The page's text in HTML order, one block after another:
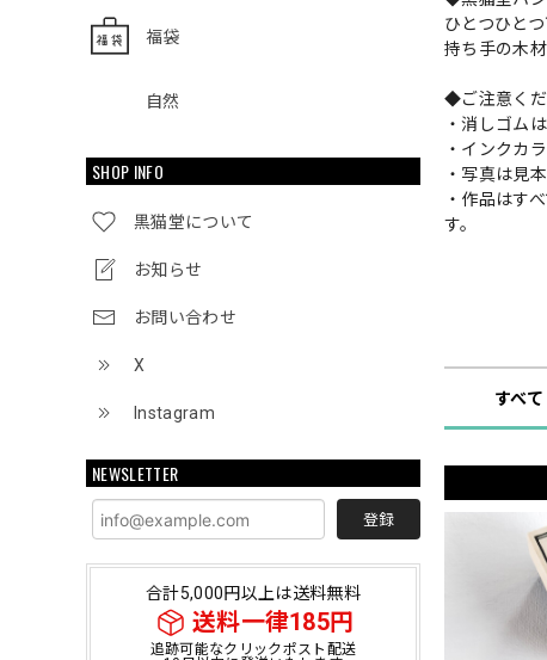
福袋
自然
SHOP INFO
黒猫堂について
お知らせ
お問い合わせ
X
Instagram
NEWSLETTER
登録
合計5,000円以上は送料無料
送料一律185円
追跡可能なクリックポスト配送
ひとつひと
持ち手の木
◆ご注意く
・消しゴム
・インクカ
・写真は見
・作品はす
す。
すべて